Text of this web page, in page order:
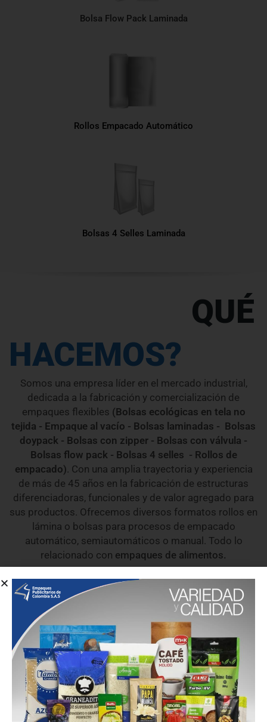
Bolsa Flow Pack Laminada
Rollos Empacado Automático
Bolsas 4 Selles Laminada
QUÉ
HACEMOS?
Somos una empresa líder en el mercado industrial,
dedicada a la fabricación y comercialización de
empaques flexibles (Bolsas ecológicas en tela no
tejida - Empaque al vacío - Bolsas laminadas - Bolsas
doypack - Bolsas con zipper - Bolsas con válvula -
Bolsas flow pack - Bolsas 4 selles - Rollos de
empacado). Con una amplia trayectoria y experiencia
de más de 45 años en la fabricación de estructuras
diferenciadoras, funcionales y de valor agregado para
sus productos. Ofrecemos diversos formatos rollos en
lámina o bolsas para procesos de empacado
automático, semiautomáticos o manual. Todo lo
relacionado con empaques de alimentos.
EMPAQUES CON ACABADO DE
PAPEL - FABRICADOS CON PAPEL DE
ORIGEN SOSTENIBLE
1 2 3